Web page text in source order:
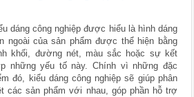
dáng công nghiệp được hiểu là hình dáng
ngoài của sản phẩm được thể hiện bằng
khối, đường nét, màu sắc hoặc sự kết
những yếu tố này. Chính vì những đặc
đó, kiểu dáng công nghiệp sẽ giúp phân
các sản phẩm với nhau, góp phần hỗ trợ